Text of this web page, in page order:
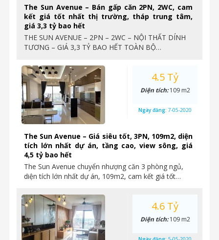
The Sun Avenue – Bán gấp căn 2PN, 2WC, cam
kết giá tốt nhất thị trường, tháp trung tâm,
giá 3,3 tỷ bao hết
THE SUN AVENUE – 2PN – 2WC – NỘI THẤT DÍNH
TƯƠNG – GIÁ 3,3 TỶ BAO HẾT TOÀN BỘ…
The Sun Avenue – Giá siêu tốt, 3PN, 109m2, diện
tích lớn nhất dự án, tầng cao, view sông, giá
4,5 tỷ bao hết
The Sun Avenue chuyển nhượng căn 3 phòng ngủ,
diện tích lớn nhất dự án, 109m2, cam kết giá tốt…
4.5 Tỷ
Diện tích:109 m2
Ngày đăng: 7-05-2020
4.6 Tỷ
Diện tích:109 m2